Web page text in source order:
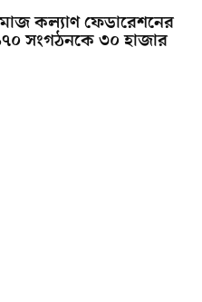
কল্যাণ ফেডারেশনের
সংগঠনকে ৩০ হাজার